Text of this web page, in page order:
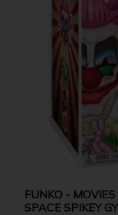
FUNKO -
SPACE SPIKEY